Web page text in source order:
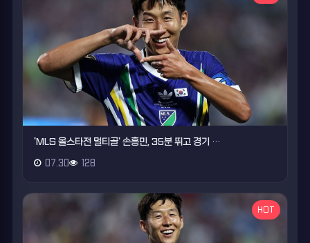
'MLS 올스타전 멀티골' 손흥민, 35분 뛰고 경기 …
07.30 128
HOT